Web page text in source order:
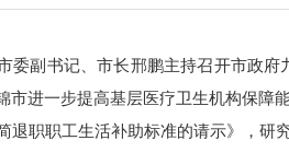
委副书记、市长邢鹏主持召开市政
市进一步提高基层医疗卫生机构保障
退职职工生活补助标准的请示》，研